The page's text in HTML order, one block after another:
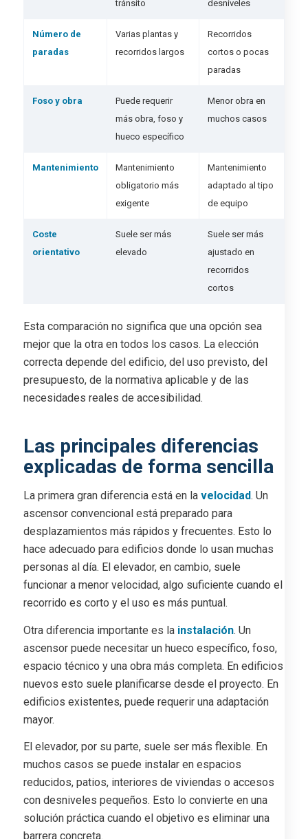
tránsito
desniveles
Número de
paradas
Varias plantas y
recorridos largos
Recorridos
cortos o pocas
paradas
Foso y obra
Puede requerir
más obra, foso y
hueco específico
Menor obra en
muchos casos
Mantenimiento
Mantenimiento
obligatorio más
exigente
Mantenimiento
adaptado al tipo
de equipo
Coste
orientativo
Suele ser más
elevado
Suele ser más
ajustado en
recorridos
cortos
Esta comparación no significa que una opción sea
mejor que la otra en todos los casos. La elección
correcta depende del edificio, del uso previsto, del
presupuesto, de la normativa aplicable y de las
necesidades reales de accesibilidad.
Las principales diferencias
explicadas de forma sencilla
La primera gran diferencia está en la velocidad. Un
ascensor convencional está preparado para
desplazamientos más rápidos y frecuentes. Esto lo
hace adecuado para edificios donde lo usan muchas
personas al día. El elevador, en cambio, suele
funcionar a menor velocidad, algo suficiente cuando el
recorrido es corto y el uso es más puntual.
Otra diferencia importante es la instalación. Un
ascensor puede necesitar un hueco específico, foso,
espacio técnico y una obra más completa. En edificios
nuevos esto suele planificarse desde el proyecto. En
edificios existentes, puede requerir una adaptación
mayor.
El elevador, por su parte, suele ser más flexible. En
muchos casos se puede instalar en espacios
reducidos, patios, interiores de viviendas o accesos
con desniveles pequeños. Esto lo convierte en una
solución práctica cuando el objetivo es eliminar una
barrera concreta.